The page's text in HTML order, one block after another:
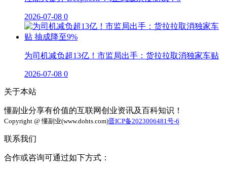
2026-07-08 0
为司机减负超13亿！市监局出手：货拉拉取消独家车贴
2026-07-08 0
关于本站
懂副业分享有价值的互联网创业资讯及百科知识！
Copyright @ 懂副业(www.dohts.com)晋ICP备2023006481号-6
联系我们
合作或咨询可通过如下方式：